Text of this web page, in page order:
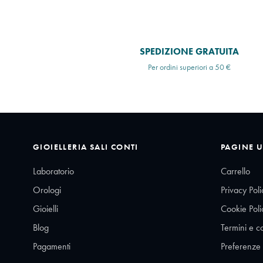
SPEDIZIONE GRATUITA
Per ordini superiori a 50 €
GIOIELLERIA SALI CONTI
Laboratorio
Orologi
Gioielli
Blog
Pagamenti
PAGINE
Carrello
Privacy
Cookie
Termini e